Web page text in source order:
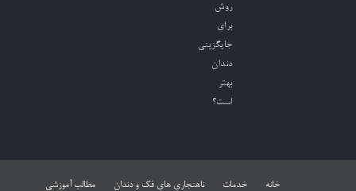
روش
برای
جایگزینی
دندان
بهتر
است؟
خانه خدمات ناهنجاری های فک و دندان مطالب آموزشی